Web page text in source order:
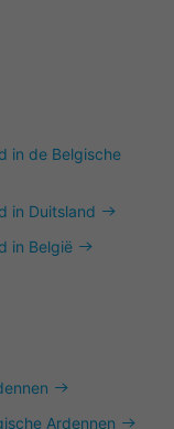
in de Belgische
in Duitsland
in België
Ardennen